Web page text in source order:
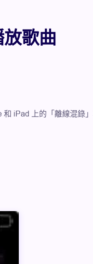
歌曲
iPad 上的「離線混錄